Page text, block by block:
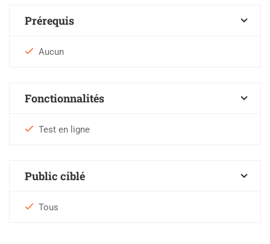
Prérequis
Aucun
Fonctionnalités
Test en ligne
Public ciblé
Tous